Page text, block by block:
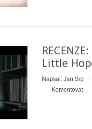
Little
Napsal: Jan Srp
Komentovat